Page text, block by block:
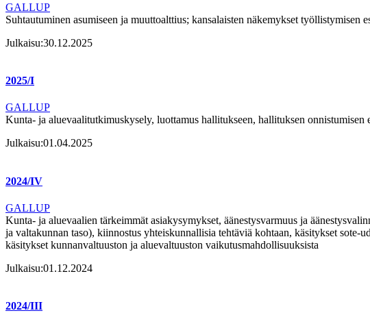
GALLUP
Suhtautuminen asumiseen ja muuttoalttius; kansalaisten näkemykset
Julkaisu:30.12.2025
2025/I
GALLUP
Kunta- ja aluevaalitutkimuskysely, luottamus hallitukseen, hallituksen
Julkaisu:01.04.2025
2024/IV
GALLUP
Kunta- ja aluevaalien tärkeimmät asiakysymykset, äänestysvarmuus ja
ja valtakunnan taso), kiinnostus yhteiskunnallisia tehtäviä kohtaan, käsitykset
käsitykset kunnanvaltuuston ja aluevaltuuston vaikutusmahdollisuuksista
Julkaisu:01.12.2024
2024/III